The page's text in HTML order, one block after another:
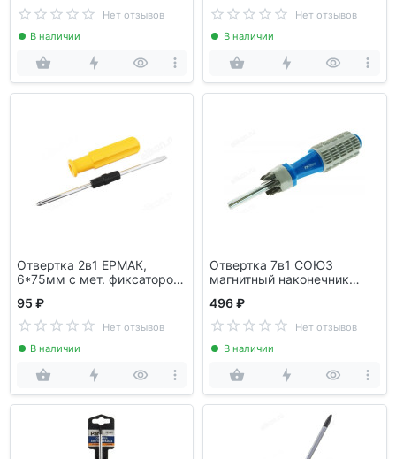
Нет отзывов
В наличии
Нет отзывов
В наличии
Отвертка 2в1 ЕРМАК,
6*75мм с мет. фиксатором
95 ₽
Нет отзывов
В наличии
Отвертка 7в1 СОЮЗ
магнитный наконечник
496 ₽
Нет отзывов
В наличии